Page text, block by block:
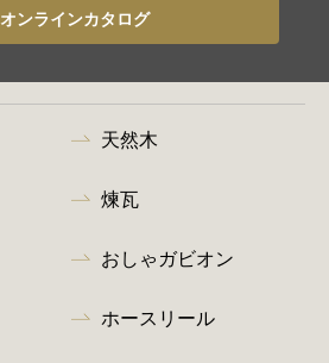
オンラインカタログ
天然木
煉瓦
おしゃガビオン
ホースリール